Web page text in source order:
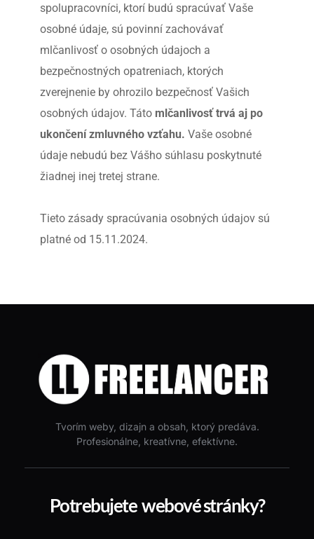
spolupracovníci, ktorí budú spracúvať Vaše
osobné údaje, sú povinní zachovávať
mlčanlivosť o osobných údajoch a
bezpečnostných opatreniach, ktorých
zverejnenie by ohrozilo bezpečnosť Vašich
osobných údajov. Táto mlčanlivosť trvá aj po
ukončení zmluvného vzťahu. Vaše osobné
údaje nebudú bez Vášho súhlasu poskytnuté
žiadnej inej tretej strane.
Tieto zásady spracúvania osobných údajov sú
platné od 15.11.2024.
Tvorím weby, dizajn a obsah, ktorý predáva.
Profesionálne, kreatívne, efektívne.
Potrebujete  webové stránky?